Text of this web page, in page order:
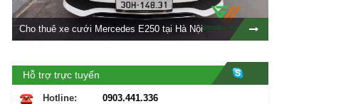
Cho thuê xe cưới Mercedes E250 tại Hà Nội
Hỗ trợ trực tuyến
Hotline: 0903.441.336